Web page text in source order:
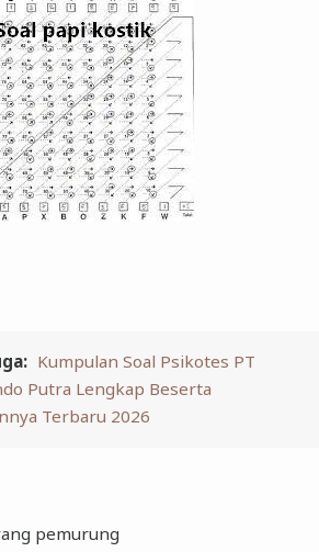
Kumpulan Soal Psikotes PT
Putra Lengkap Beserta
Terbaru 2026
pemurung